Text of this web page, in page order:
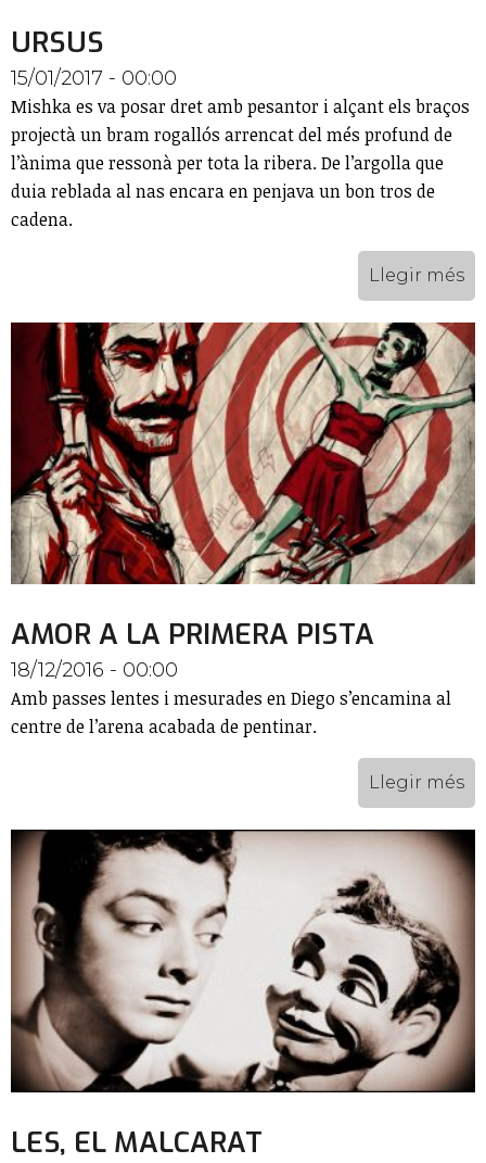
URSUS
15/01/2017 - 00:00
Mishka es va posar dret amb pesantor i alçant els braços
projectà un bram rogallós arrencat del més profund de
l’ànima que ressonà per tota la ribera. De l’argolla que
duia reblada al nas encara en penjava un bon tros de
cadena.
Llegir més
AMOR A LA PRIMERA PISTA
18/12/2016 - 00:00
Amb passes lentes i mesurades en Diego s’encamina al
centre de l’arena acabada de pentinar.
Llegir més
LES, EL MALCARAT